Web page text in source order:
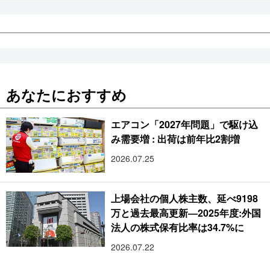
あなたにおすすめ
エアコン「2027年問題」で駆け込
み需要増 : 出荷は前年比2割増
2026.07.25
上場会社の個人株主数、延べ9198
万と過去最高更新―2025年度:外国
法人の株式保有比率は34.7%に
2026.07.22